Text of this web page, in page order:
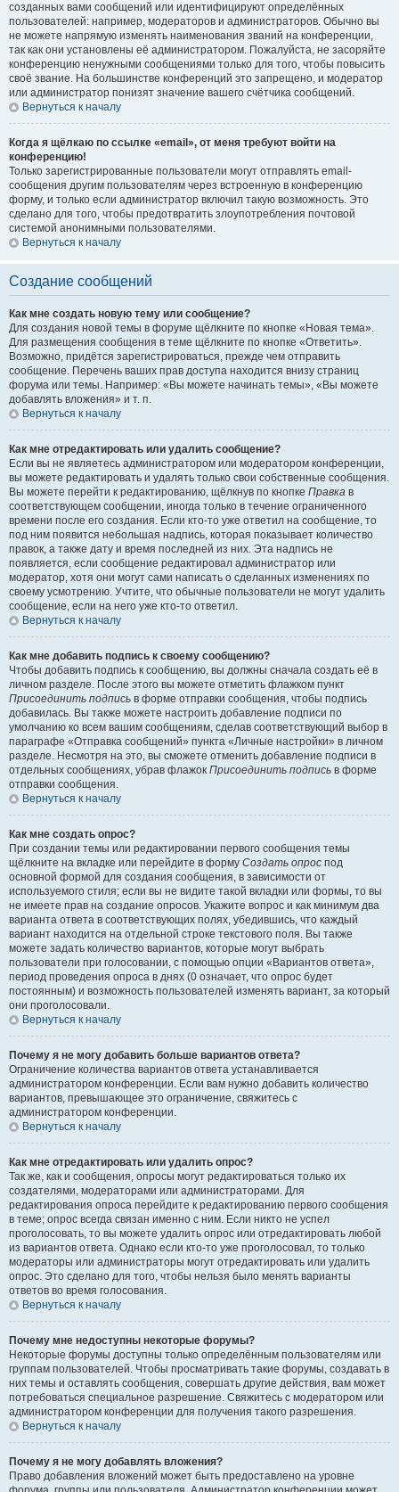
созданных вами сообщений или идентифицируют определённых
пользователей: например, модераторов и администраторов. Обычно вы
не можете напрямую изменять наименования званий на конференции,
так как они установлены её администратором. Пожалуйста, не засоряйте
конференцию ненужными сообщениями только для того, чтобы повысить
своё звание. На большинстве конференций это запрещено, и модератор
или администратор понизят значение вашего счётчика сообщений.
Вернуться к началу
Когда я щёлкаю по ссылке «email», от меня требуют войти на
конференцию!
Только зарегистрированные пользователи могут отправлять email-
сообщения другим пользователям через встроенную в конференцию
форму, и только если администратор включил такую возможность. Это
сделано для того, чтобы предотвратить злоупотребления почтовой
системой анонимными пользователями.
Вернуться к началу
Создание сообщений
Как мне создать новую тему или сообщение?
Для создания новой темы в форуме щёлкните по кнопке «Новая тема».
Для размещения сообщения в теме щёлкните по кнопке «Ответить».
Возможно, придётся зарегистрироваться, прежде чем отправить
сообщение. Перечень ваших прав доступа находится внизу страниц
форума или темы. Например: «Вы можете начинать темы», «Вы можете
добавлять вложения» и т. п.
Вернуться к началу
Как мне отредактировать или удалить сообщение?
Если вы не являетесь администратором или модератором конференции,
вы можете редактировать и удалять только свои собственные сообщения.
Вы можете перейти к редактированию, щёлкнув по кнопке Правка в
соответствующем сообщении, иногда только в течение ограниченного
времени после его создания. Если кто-то уже ответил на сообщение, то
под ним появится небольшая надпись, которая показывает количество
правок, а также дату и время последней из них. Эта надпись не
появляется, если сообщение редактировал администратор или
модератор, хотя они могут сами написать о сделанных изменениях по
своему усмотрению. Учтите, что обычные пользователи не могут удалить
сообщение, если на него уже кто-то ответил.
Вернуться к началу
Как мне добавить подпись к своему сообщению?
Чтобы добавить подпись к сообщению, вы должны сначала создать её в
личном разделе. После этого вы можете отметить флажком пункт
Присоединить подпись в форме отправки сообщения, чтобы подпись
добавилась. Вы также можете настроить добавление подписи по
умолчанию ко всем вашим сообщениям, сделав соответствующий выбор в
параграфе «Отправка сообщений» пункта «Личные настройки» в личном
разделе. Несмотря на это, вы сможете отменить добавление подписи в
отдельных сообщениях, убрав флажок Присоединить подпись в форме
отправки сообщения.
Вернуться к началу
Как мне создать опрос?
При создании темы или редактировании первого сообщения темы
щёлкните на вкладке или перейдите в форму Создать опрос под
основной формой для создания сообщения, в зависимости от
используемого стиля; если вы не видите такой вкладки или формы, то вы
не имеете прав на создание опросов. Укажите вопрос и как минимум два
варианта ответа в соответствующих полях, убедившись, что каждый
вариант находится на отдельной строке текстового поля. Вы также
можете задать количество вариантов, которые могут выбрать
пользователи при голосовании, с помощью опции «Вариантов ответа»,
период проведения опроса в днях (0 означает, что опрос будет
постоянным) и возможность пользователей изменять вариант, за который
они проголосовали.
Вернуться к началу
Почему я не могу добавить больше вариантов ответа?
Ограничение количества вариантов ответа устанавливается
администратором конференции. Если вам нужно добавить количество
вариантов, превышающее это ограничение, свяжитесь с
администратором конференции.
Вернуться к началу
Как мне отредактировать или удалить опрос?
Так же, как и сообщения, опросы могут редактироваться только их
создателями, модераторами или администраторами. Для
редактирования опроса перейдите к редактированию первого сообщения
в теме; опрос всегда связан именно с ним. Если никто не успел
проголосовать, то вы можете удалить опрос или отредактировать любой
из вариантов ответа. Однако если кто-то уже проголосовал, то только
модераторы или администраторы могут отредактировать или удалить
опрос. Это сделано для того, чтобы нельзя было менять варианты
ответов во время голосования.
Вернуться к началу
Почему мне недоступны некоторые форумы?
Некоторые форумы доступны только определённым пользователям или
группам пользователей. Чтобы просматривать такие форумы, создавать в
них темы и оставлять сообщения, совершать другие действия, вам может
потребоваться специальное разрешение. Свяжитесь с модератором или
администратором конференции для получения такого разрешения.
Вернуться к началу
Почему я не могу добавлять вложения?
Право добавления вложений может быть предоставлено на уровне